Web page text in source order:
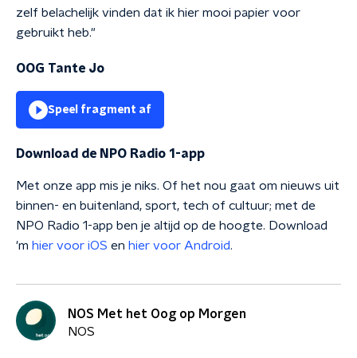
zelf belachelijk vinden dat ik hier mooi papier voor
gebruikt heb."
OOG Tante Jo
Speel fragment af
Download de NPO Radio 1-app
Met onze app mis je niks. Of het nou gaat om nieuws uit
binnen- en buitenland, sport, tech of cultuur; met de
NPO Radio 1-app ben je altijd op de hoogte. Download
'm hier voor iOS en hier voor Android.
NOS Met het Oog op Morgen
NOS